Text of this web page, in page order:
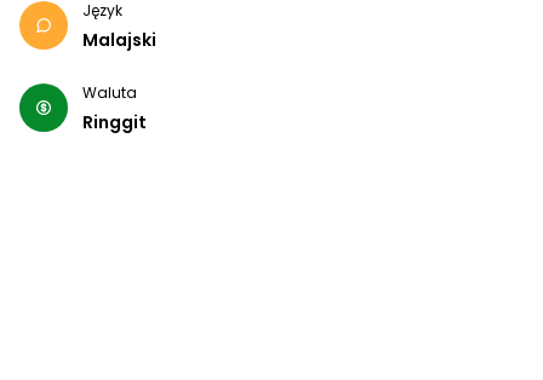
Język
Malajski
Waluta
Ringgit